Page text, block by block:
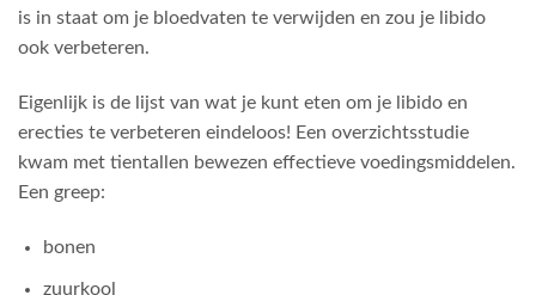
is in staat om je bloedvaten te verwijden en zou je libido
ook verbeteren.
Eigenlijk is de lijst van wat je kunt eten om je libido en
erecties te verbeteren eindeloos! Een overzichtsstudie
kwam met tientallen bewezen effectieve voedingsmiddelen.
Een greep:
bonen
zuurkool